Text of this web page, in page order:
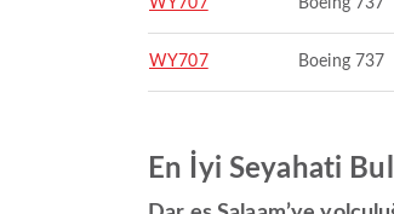
WY707 Boeing 737
WY707 Boeing 737
En İyi Seyahati